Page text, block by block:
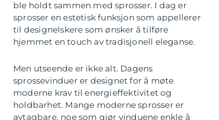
ble holdt sammen med sprosser. I dag er
sprosser en estetisk funksjon som appellerer
til designelskere som ønsker å tilføre
hjemmet en touch av tradisjonell eleganse.
Men utseende er ikke alt. Dagens
sprossevinduer er designet for å møte
moderne krav til energieffektivitet og
holdbarhet. Mange moderne sprosser er
avtagbare, noe som gjør vinduene enkle å